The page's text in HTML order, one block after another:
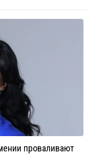
проваливают